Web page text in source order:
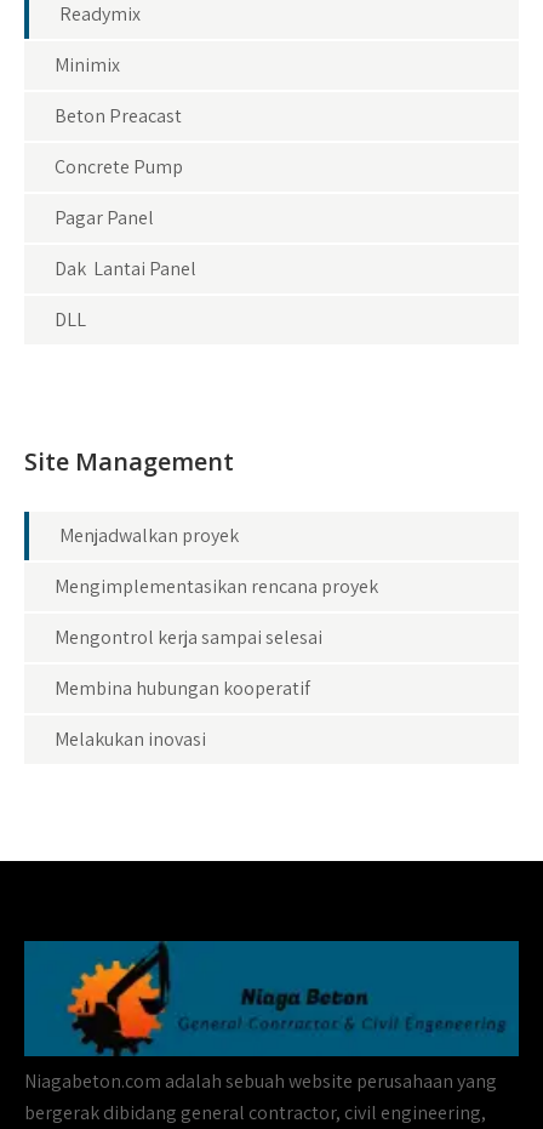
Readymix
Minimix
Beton Preacast
Concrete Pump
Pagar Panel
Dak Lantai Panel
DLL
Site Management
Menjadwalkan proyek
Mengimplementasikan rencana proyek
Mengontrol kerja sampai selesai
Membina hubungan kooperatif
Melakukan inovasi
Niagabeton.com adalah sebuah website perusahaan yang
bergerak dibidang general contractor, civil engineering,